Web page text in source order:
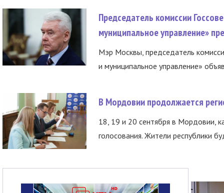
Председатель комиссии
муниципальное управление»
Мэр Москвы, председатель
и муниципальное управление»
В Мордовии продолжается
18, 19 и 20 сентября в Мордовии,
голосования. Жители республики